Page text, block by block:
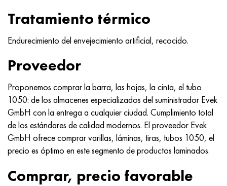
Tratamiento térmico
Endurecimiento del envejecimiento artificial, recocido.
Proveedor
Proponemos comprar la barra, las hojas, la cinta, el tubo
1050: de los almacenes especializados del suministrador Evek
GmbH con la entrega a cualquier ciudad. Cumplimiento total
de los estándares de calidad modernos. El proveedor Evek
GmbH ofrece comprar varillas, láminas, tiras, tubos 1050, el
precio es óptimo en este segmento de productos laminados.
Comprar, precio favorable